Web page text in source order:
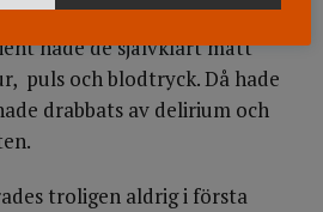
hade sett
hade de självklart mätt
puls och blodtryck. Då hade
drabbats av delirium och
troligen aldrig i första